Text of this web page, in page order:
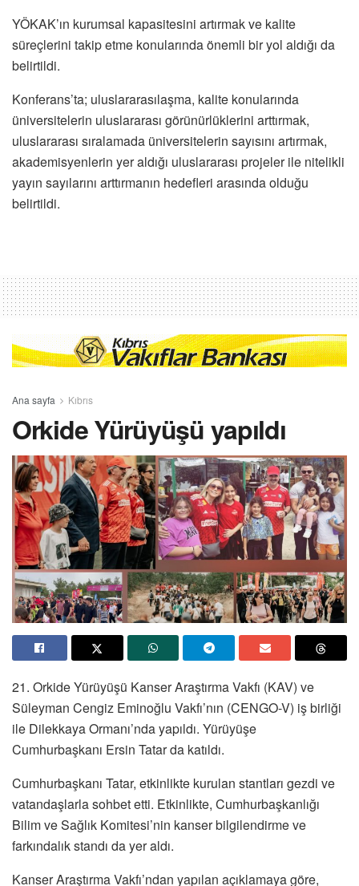
YÖKAK’ın kurumsal kapasitesini artırmak ve kalite
süreçlerini takip etme konularında önemli bir yol aldığı da
belirtildi.
Konferans’ta; uluslararasılaşma, kalite konularında
üniversitelerin uluslararası görünürlüklerini arttırmak,
uluslararası sıralamada üniversitelerin sayısını artırmak,
akademisyenlerin yer aldığı uluslararası projeler ile nitelikli
yayın sayılarını arttırmanın hedefleri arasında olduğu
belirtildi.
Ana sayfa Kıbrıs
Orkide Yürüyüşü yapıldı
21. Orkide Yürüyüşü Kanser Araştırma Vakfı (KAV) ve
Süleyman Cengiz Eminoğlu Vakfı’nın (CENGO-V) iş birliği
ile Dilekkaya Ormanı’nda yapıldı. Yürüyüşe
Cumhurbaşkanı Ersin Tatar da katıldı.
Cumhurbaşkanı Tatar, etkinlikte kurulan stantları gezdi ve
vatandaşlarla sohbet etti. Etkinlikte, Cumhurbaşkanlığı
Bilim ve Sağlık Komitesi’nin kanser bilgilendirme ve
farkındalık standı da yer aldı.
Kanser Araştırma Vakfı’ndan yapılan açıklamaya göre,